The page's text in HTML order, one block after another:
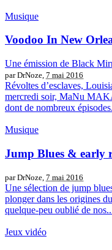
Musique
Voodoo In New
Une émission de Black
par DrNoze, 7 mai 2016
Révoltes d’esclaves,
mercredi soir, MaNu
dont de nombreux
Musique
Jump Blues & early
par DrNoze, 7 mai 2016
Une sélection de jump
plonger dans les origines
quelque-peu oublié de
Jeux vidéo